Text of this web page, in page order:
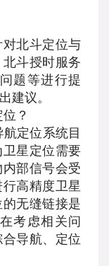
北斗定位与
斗授时服务
题等进行提
建议。
？
定位系统目
星定位需要
部信号会受
高精度卫星
无缝链接是
考虑相关问
导航、定位